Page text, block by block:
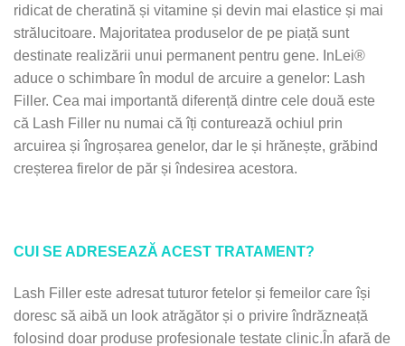
ridicat de cheratină și vitamine și devin mai elastice și mai
strălucitoare. Majoritatea produselor de pe piață sunt
destinate realizării unui permanent pentru gene. InLei®
aduce o schimbare în modul de arcuire a genelor: Lash
Filler. Cea mai importantă diferență dintre cele două este
că Lash Filler nu numai că îți conturează ochiul prin
arcuirea și îngroșarea genelor, dar le și hrănește, grăbind
creșterea firelor de păr și îndesirea acestora.
CUI SE ADRESEAZĂ ACEST TRATAMENT?
Lash Filler este adresat tuturor fetelor și femeilor care își
doresc să aibă un look atrăgător și o privire îndrăzneață
folosind doar produse profesionale testate clinic.În afară de